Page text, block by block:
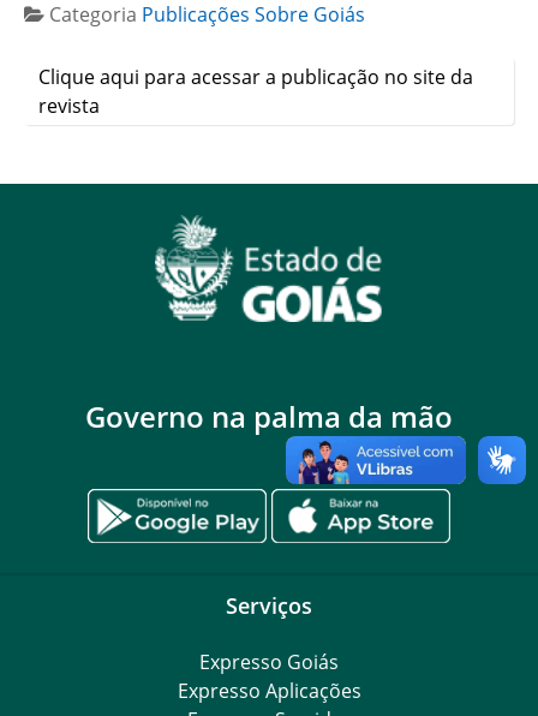
Categoria Publicações Sobre Goiás
Clique aqui para acessar a publicação no site da
revista
Governo na palma da mão
Serviços
Expresso Goiás
Expresso Aplicações